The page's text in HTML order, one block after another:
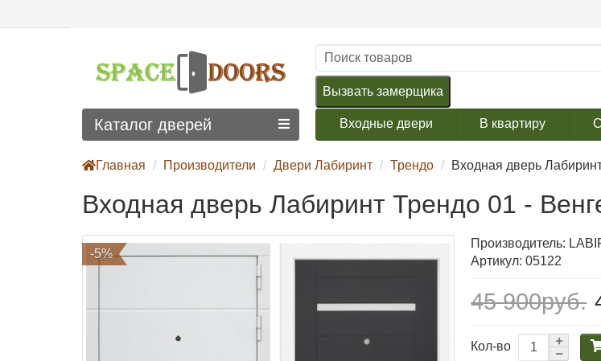
Вызвать замерщика
Входные двери В квартиру
Каталог дверей
Главная Производители Двери Лабиринт Трендо Входная дверь
Входная дверь Лабиринт Трендо 01 -
-5%
Производитель:
Артикул: 05122
45 900руб.
Кол-во